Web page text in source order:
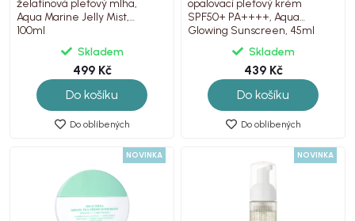
želatinová pleťový mlha,
Aqua Marine Jelly Mist,
100ml
Skladem
499 Kč
Do košíku
Do oblíbených
opalovací pleťový krém
SPF50+ PA++++, Aqua
Glowing Sunscreen, 45ml
Skladem
439 Kč
Do košíku
Do oblíbených
NOVINKA NOVINKA